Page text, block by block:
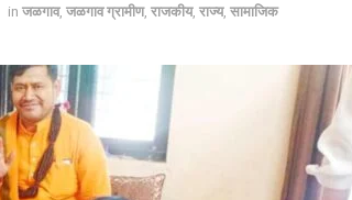
in जळगाव, जळगाव ग्रामीण, राजकीय, राज्य, सामाजिक